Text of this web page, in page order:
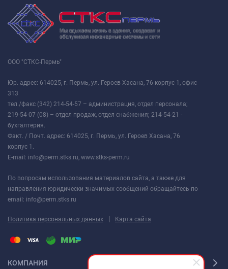
ООО "СТКС-Пермь"
Юр. адрес: 614025, г. Пермь, ул. Героев Хасана, 76 корпус 1, офис
313
тел./факс (342) 214-54-57 – администрация, отдел персонала;
219-54-07 (08) – отдел продаж, отдел снабжения; 214-54-21 -
бухгалтерия.
Факт. / Почт. адрес: 614025, г. Пермь, ул. Героев Хасана, 76
корпус 1.
E-mail: info@perm.stks.ru, www.stks-perm.ru
По вопросам использования материалов сайта, а также для
направления юридически значимых сообщений обращайтесь по
email: info@perm.stks.ru
Политика персональных данных | Карта сайта
КОМПАНИЯ